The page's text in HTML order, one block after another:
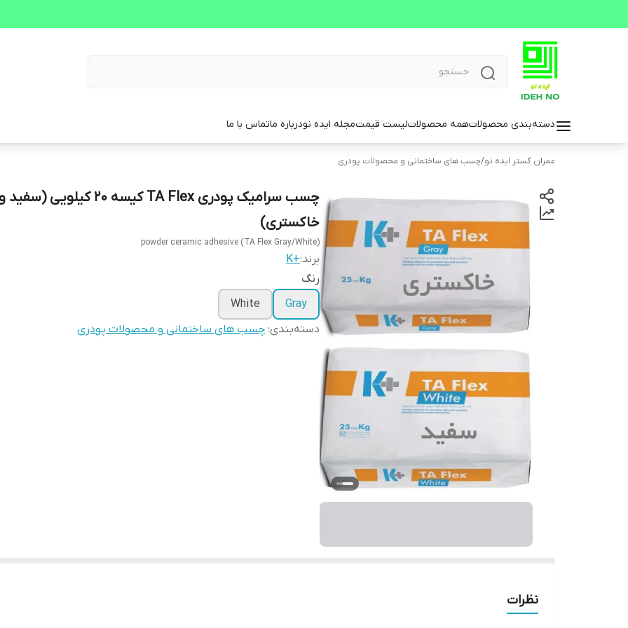
دسته‌بندی محصولاتهمه محصولاتلیست قیمتمجله ایده نودرباره ماتماس با ما
عمران گستر ایده نو/چسب های ساختمانی و محصولات پودری
چسب سرامیک پودری TA Flex کیسه 20 کیلویی (سفید و
خاکستری)
powder ceramic adhesive (TA Flex Gray/White)
برند:+K
رنگ
Gray
White
دسته‌بندی: چسب های ساختمانی و محصولات پودری
نظرات